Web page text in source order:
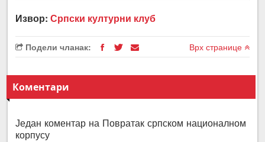
Извор:Српски културни клуб
Подели чланак: Врх странице
Коментари
Један коментар на Повратак српском националном
корпусу